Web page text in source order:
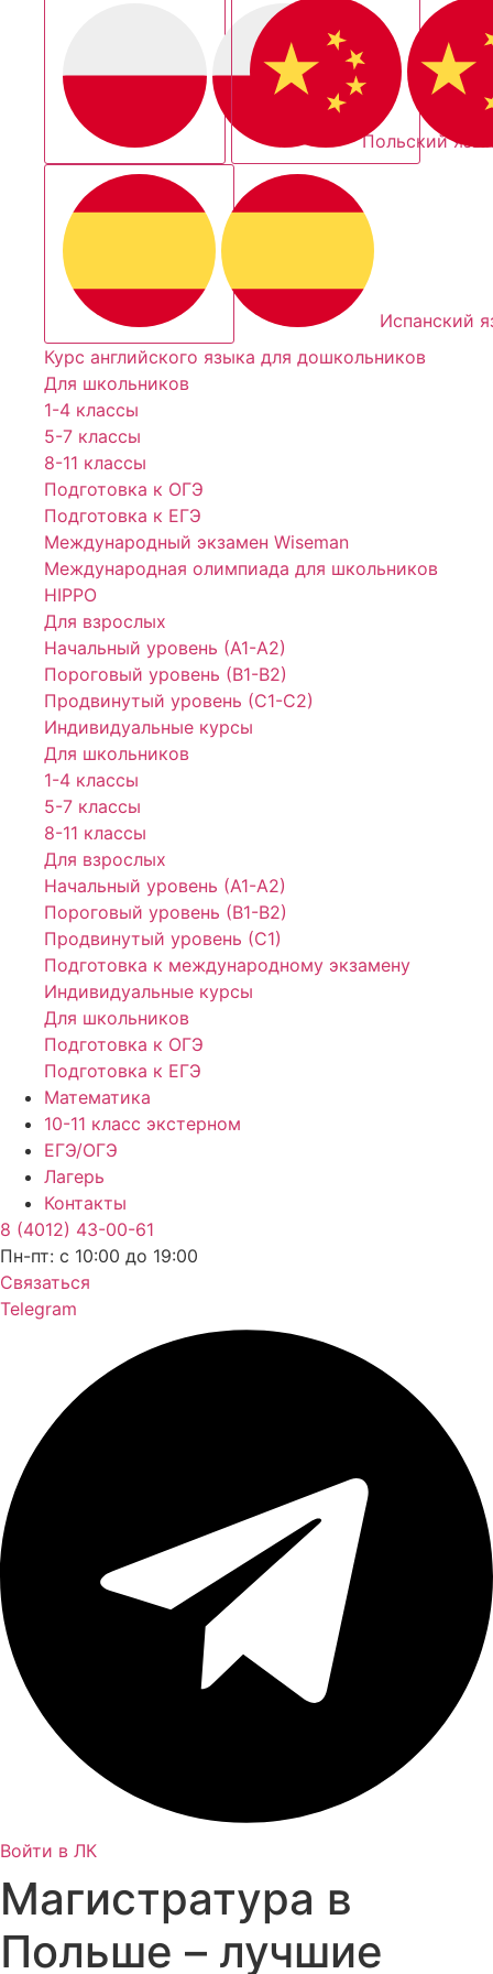
Польский
Испанский
Курс английского языка для дошкольников
Для школьников
1-4 классы
5-7 классы
8-11 классы
Подготовка к ОГЭ
Подготовка к ЕГЭ
Международный экзамен Wiseman
Международная олимпиада для школьников
HIPPO
Для взрослых
Начальный уровень (А1-А2)
Пороговый уровень (В1-В2)
Продвинутый уровень (С1-С2)
Индивидуальные курсы
Для школьников
1-4 классы
5-7 классы
8-11 классы
Для взрослых
Начальный уровень (А1-А2)
Пороговый уровень (В1-В2)
Продвинутый уровень (С1)
Подготовка к международному экзамену
Индивидуальные курсы
Для школьников
Подготовка к ОГЭ
Подготовка к ЕГЭ
Математика
10-11 класс экстерном
ЕГЭ/ОГЭ
Лагерь
Контакты
8 (4012) 43-00-61
Пн-пт: c 10:00 до 19:00
Связаться
Telegram
Войти в ЛК
Магистратура в
Польше – лучшие